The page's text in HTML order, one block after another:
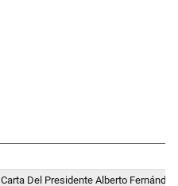
Carta Del Presidente Alberto Fernández